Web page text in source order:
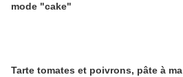
mode "cake"
Tarte tomates et poivrons, pâte à ma